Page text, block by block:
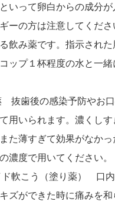
いって卵白からの成分
ーの方は注意してくだ
飲み薬です。指示され
ップ１杯程度の水と一緒
抜歯後の感染予防やお
用いられます。濃くし
た薄すぎて効果がなか
濃度で用いてください。
ド軟こう（塗り薬） 口内
ズができた時に痛みを